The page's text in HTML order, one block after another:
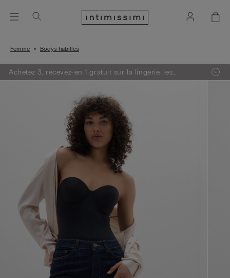
Femme Bodys habillés
Achetez 3, recevez-en 1 gratuit sur la lingerie, les
vêtements de nuit & la maille